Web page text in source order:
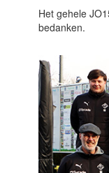
Het gehele
bedanken.